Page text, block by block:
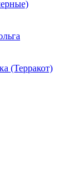
(Терракот)